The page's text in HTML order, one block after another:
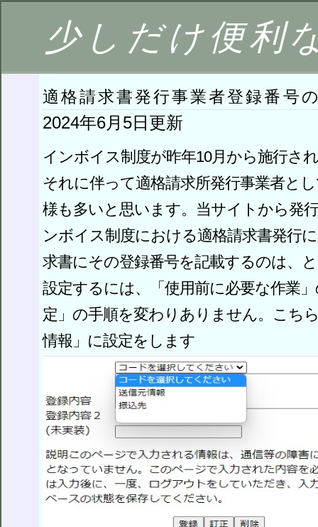
少しだけ便利
適格請求書発行事業者登録番号
2024年6月5日更新
インボイス制度が昨年10月から施行さ
それに伴って適格請求所発行事業者と
様も多いと思います。当サイトから発
ンボイス制度における適格請求書発行
求書にその登録番号を記載するのは、
設定するには、「使用前に必要な作業
定」の手順を変わりありません。こち
情報」に設定をします